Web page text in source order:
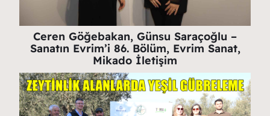
Ceren Göğebakan, Günsu Saraçoğlu –
Sanatın Evrim’i 86. Bölüm, Evrim Sanat,
Mikado İletişim